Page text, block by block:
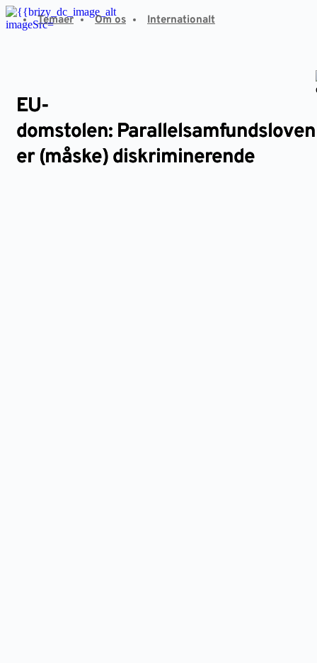
Fortsæt
til
Temaer Om os Internationalt
EU-
domstolen: Parallelsamfundsloven
er (måske) diskriminerende